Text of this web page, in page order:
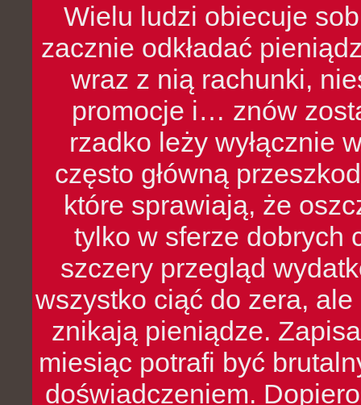
Wielu ludzi obiecuje
zacznie odkładać
wraz z nią rachunki,
promocje i… znów
rzadko leży wyłącznie
często główną
które sprawiają, że
tylko w sferze dobrych
szczery przegląd
wszystko ciąć do zera,
znikają pieniądze.
miesiąc potrafi być
doświadczeniem.